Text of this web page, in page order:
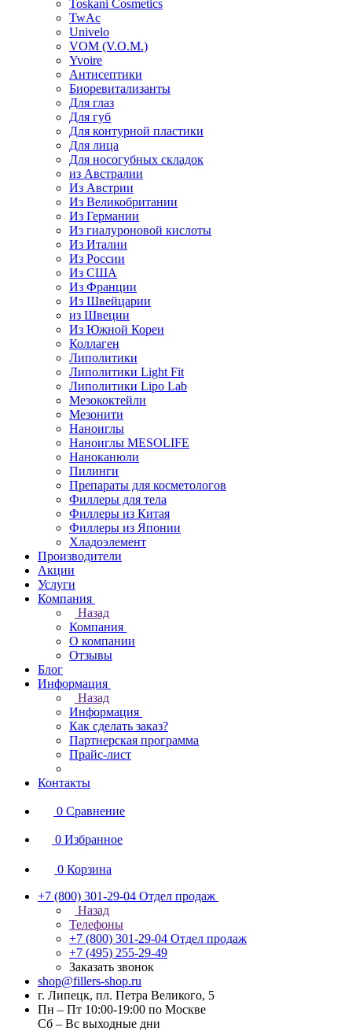
Toskani Cosmetics
TwAc
Univelo
VOM (V.O.M.)
Yvoire
Антисептики
Биоревитализанты
Для глаз
Для губ
Для контурной пластики
Для лица
Для носогубных складок
из Австралии
Из Австрии
Из Великобритании
Из Германии
Из гиалуроновой кислоты
Из Италии
Из России
Из США
Из Франции
Из Швейцарии
из Швеции
Из Южной Кореи
Коллаген
Липолитики
Липолитики Light Fit
Липолитики Lipo Lab
Мезококтейли
Мезонити
Наноиглы
Наноиглы MESOLIFE
Наноканюли
Пилинги
Препараты для косметологов
Филлеры для тела
Филлеры из Китая
Филлеры из Японии
Хладоэлемент
Производители
Акции
Услуги
Компания
Назад
Компания
О компании
Отзывы
Блог
Информация
Назад
Информация
Как сделать заказ?
Партнерская программа
Прайс-лист
Контакты
0 Сравнение
0 Избранное
0 Корзина
+7 (800) 301-29-04 Отдел продаж
Назад
Телефоны
+7 (800) 301-29-04 Отдел продаж
+7 (495) 255-29-49
Заказать звонок
shop@fillers-shop.ru
г. Липецк, пл. Петра Великого, 5
Пн – Пт 10:00-19:00 по Москве
Сб – Вс выходные дни